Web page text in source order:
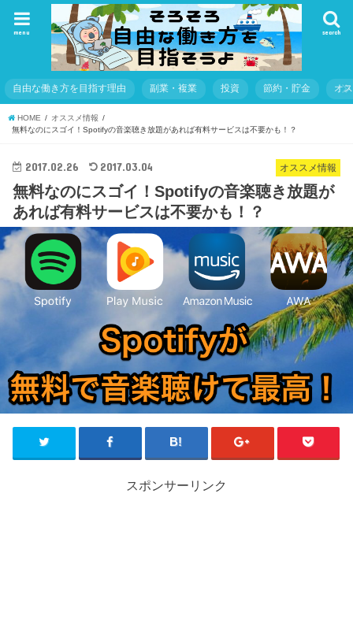
search
menu
自由な働き方を目指す理由 副業・複業 投資 節約・貯金 オ
HOME
オススメ情報
無料なのにスゴイ！Spotifyの音楽聴き放題があれば有料サービスは不要かも！？
オススメ情報
2017.02.26 2017.03.04
無料なのにスゴイ！Spotifyの音楽聴き放題が
あれば有料サービスは不要かも！？
スポンサーリンク